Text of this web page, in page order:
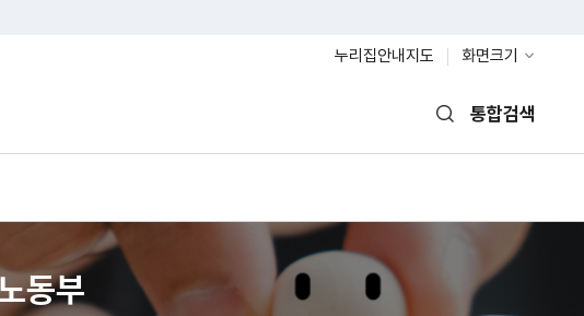
누리집안내지도
화면크기
통합검색
동부